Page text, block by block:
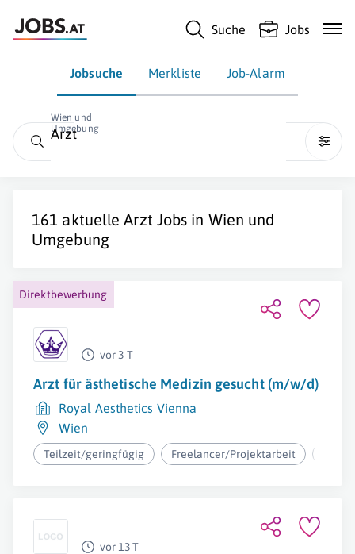
Suche Jobs
Jobsuche Merkliste Job-Alarm
Wien und
Umgebung
Arzt
161 aktuelleArzt Jobs in Wien und
Umgebung
Direktbewerbung
vor 3 T
Arzt für ästhetische Medizin gesucht (m/w/d)
Royal Aesthetics Vienna
Wien
Teilzeit/geringfügig Freelancer/Projektarbeit
vor 13 T